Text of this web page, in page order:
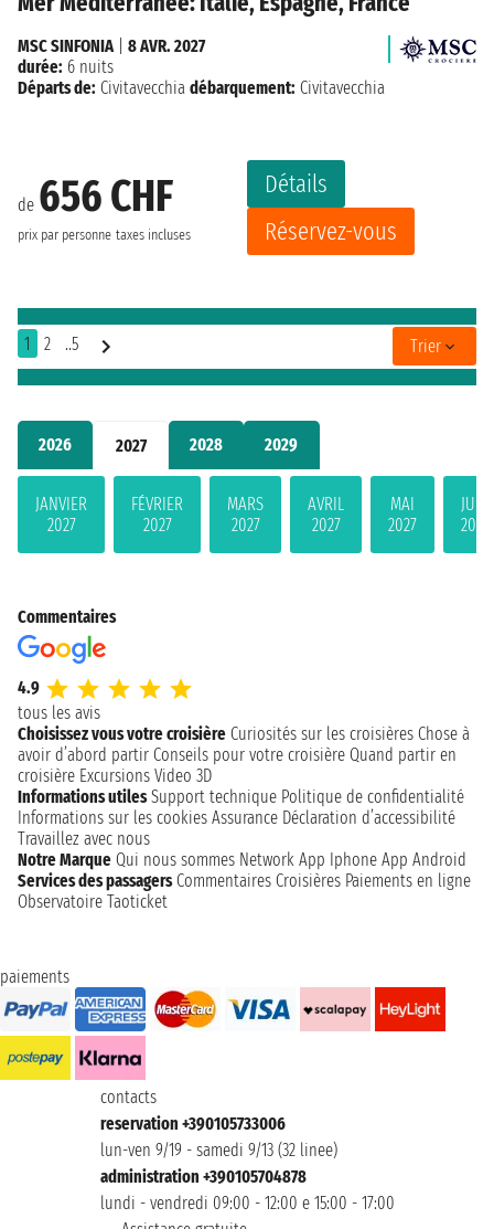
2026 2027 2028 2029
JANVIER
2027
FÉVRIER
2027
MARS
2027
AVRIL
2027
MAI
2027
JUIN
2027
de 656 CHF
prix par personne taxes incluses
Détails
Réservez-vous
MSC SINFONIA
8 AVR. 2027
durée: 6 nuits
Départs de: Civitavecchia débarquement: Civitavecchia
1 2 ..5 Trier
Commentaires
4.9
tous les avis
Choisissez vous votre croisière Curiosités sur les croisières Chose à
avoir d’abord partir Conseils pour votre croisière Quand partir en
croisière Excursions Video 3D
Informations utiles Support technique Politique de confidentialité
Informations sur les cookies Assurance Déclaration d’accessibilité
Travaillez avec nous
Notre Marque Qui nous sommes Network App Iphone App Android
Services des passagers Commentaires Croisières Paiements en ligne
Observatoire Taoticket
paiements
contacts
reservation +390105733006
lun-ven 9/19 - samedi 9/13 (32 linee)
administration +390105704878
lundi - vendredi 09:00 - 12:00 e 15:00 - 17:00